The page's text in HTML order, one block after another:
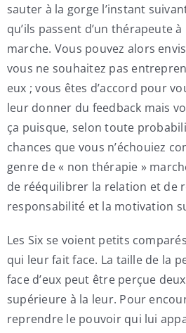
sauter à la gorge l’instant
qu’ils passent d’un thérapeute
marche. Vous pouvez alors
vous ne souhaitez pas
eux ; vous êtes d’accord pour
leur donner du feedback mais
ça puisque, selon toute
chances que vous n’échouiez
genre de « non thérapie »
de rééquilibrer la relation et de
responsabilité et la motivation
Les Six se voient petits
qui leur fait face. La taille de la
face d’eux peut être perçue
supérieure à la leur. Pour
reprendre le pouvoir qui lui